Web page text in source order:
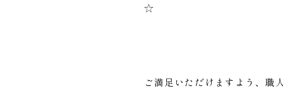
☆
ご満足いただけますよう、職